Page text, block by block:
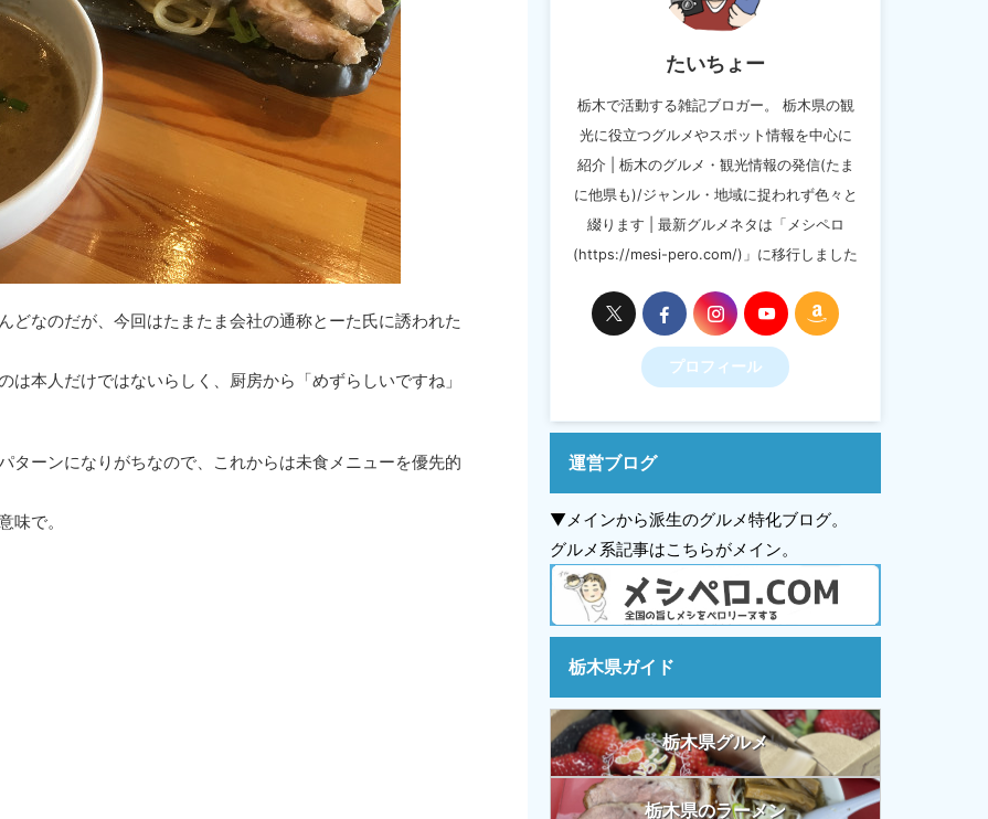
どなのだが、今回はたまたま会社の通称とーた氏に誘われた
本人だけではないらしく、厨房から「めずらしいですね」
ターンになりがちなので、これからは未食メニューを優先的
味で。
たいちょー
栃木で活動する雑記ブロガー。 栃木県の観
光に役立つグルメやスポット情報を中心に
紹介 | 栃木のグルメ・観光情報の発信(たま
に他県も)/ジャンル・地域に捉われず色々と
綴ります | 最新グルメネタは「メシペロ
(https://mesi-pero.com/)」に移行しました
プロフィール
運営ブログ
▼メインから派生のグルメ特化ブログ。
グルメ系記事はこちらがメイン。
栃木県ガイド
栃木県グルメ
栃木県のラーメン